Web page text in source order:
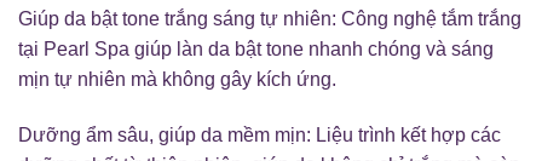
Giúp da bật tone trắng sáng tự nhiên: Công nghệ tắm trắng
tại Pearl Spa giúp làn da bật tone nhanh chóng và sáng
mịn tự nhiên mà không gây kích ứng.
Dưỡng ẩm sâu, giúp da mềm mịn: Liệu trình kết hợp các